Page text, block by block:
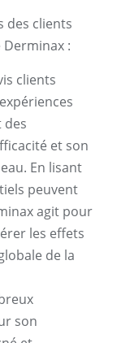
des clients
Derminax :
clients
des
et son
En lisant
peuvent
agit pour
les effets
de la
son